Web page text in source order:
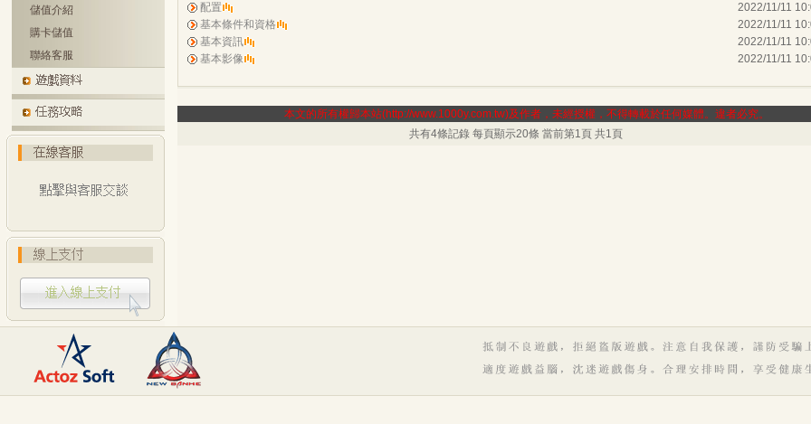
儲值介紹
購卡儲值
聯絡客服
配置
2022/11/11
基本條件和資格
2022/11/11
基本資訊
2022/11/11
基本影像
2022/11/11
本文的所有權歸本站(http://www.1000y.com.tw)及作者，未經授權，不得轉載於任何媒體。違者必究。
共有4條記錄 每頁顯示20條 當前第1頁 共1頁